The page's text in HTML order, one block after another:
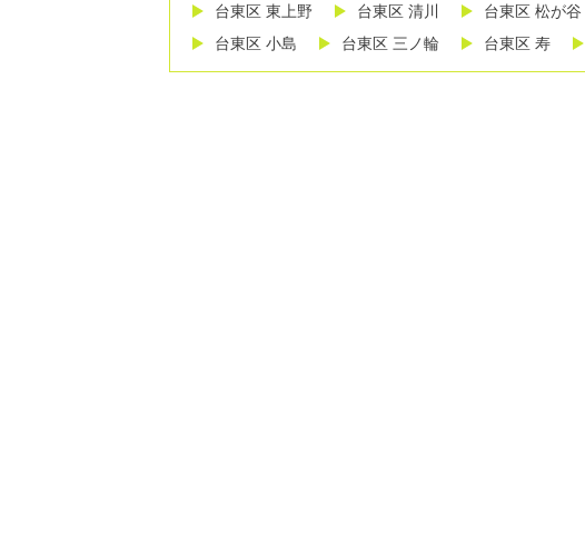
台東区 東上野
台東区 清川 台東区 松が谷
台東区 小島
台東区 三ノ輪 台東区 寿